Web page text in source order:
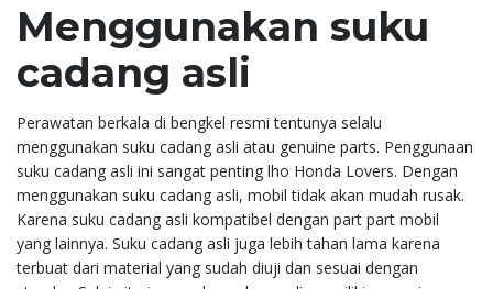
Menggunakan suku
cadang asli
Perawatan berkala di bengkel resmi tentunya selalu
menggunakan suku cadang asli atau genuine parts. Penggunaan
suku cadang asli ini sangat penting lho Honda Lovers. Dengan
menggunakan suku cadang asli, mobil tidak akan mudah rusak.
Karena suku cadang asli kompatibel dengan part part mobil
yang lainnya. Suku cadang asli juga lebih tahan lama karena
terbuat dari material yang sudah diuji dan sesuai dengan